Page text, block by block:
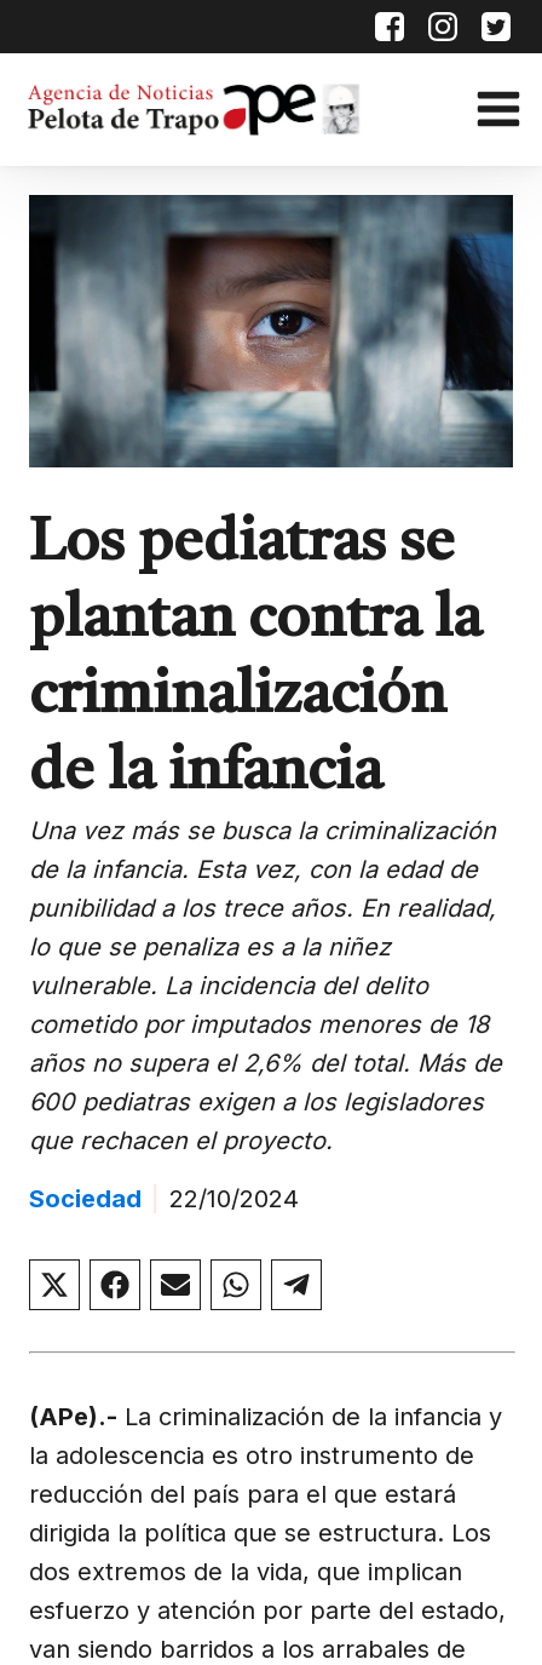
Los pediatras se
plantan contra la
criminalización
de la infancia
Una vez más se busca la criminalización
de la infancia. Esta vez, con la edad de
punibilidad a los trece años. En realidad,
lo que se penaliza es a la niñez
vulnerable. La incidencia del delito
cometido por imputados menores de 18
años no supera el 2,6% del total. Más de
600 pediatras exigen a los legisladores
que rechacen el proyecto.
Sociedad
22/10/2024
Compartir
en
(Twitter)
Compartir
en
Compartir
en
Compartir
en
Compartir
en
(APe).- La criminalización de la infancia y
la adolescencia es otro instrumento de
reducción del país para el que estará
dirigida la política que se estructura. Los
dos extremos de la vida, que implican
esfuerzo y atención por parte del estado,
van siendo barridos a los arrabales de